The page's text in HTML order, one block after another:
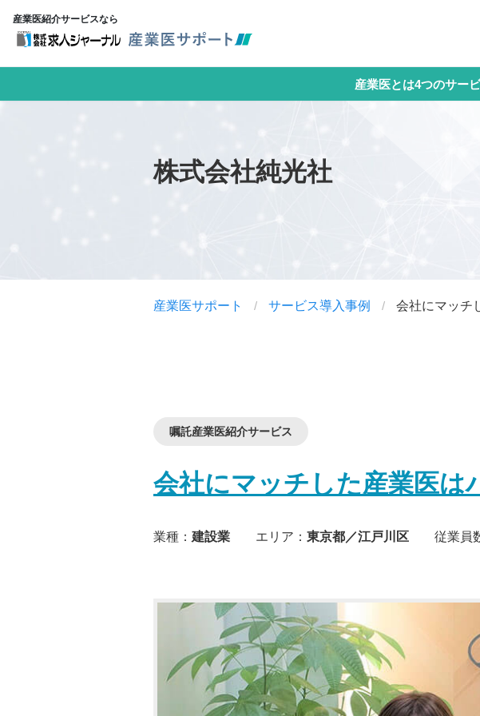
産業医紹介サービスなら
産業医とは4つのサー
株式会社純光社
産業医サポート / サービス導入事例 / 会社にマッチ
嘱託産業医紹介サービス
会社にマッチした産業医は
業種： 建設業 エリア： 東京都／江戸川区 従業員